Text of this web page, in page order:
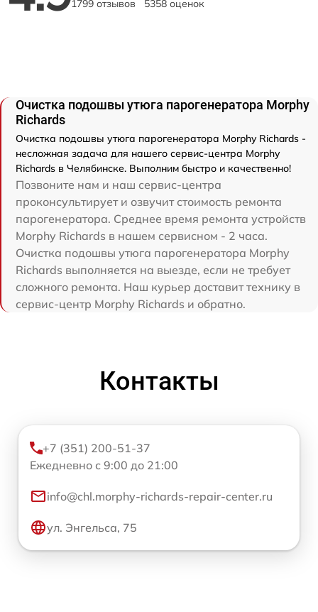
1799 отзывов 5358 оценок
Очистка подошвы утюга парогенератора Morphy
Richards
Очистка подошвы утюга парогенератора Morphy Richards -
несложная задача для нашего сервис-центра Morphy
Richards в Челябинске. Выполним быстро и качественно!
Позвоните нам и наш сервис-центра
проконсультирует и озвучит стоимость ремонта
парогенератора. Среднее время ремонта устройств
Morphy Richards в нашем сервисном - 2 часа.
Очистка подошвы утюга парогенератора Morphy
Richards выполняется на выезде, если не требует
сложного ремонта. Наш курьер доставит технику в
сервис-центр Morphy Richards и обратно.
Контакты
+7 (351) 200-51-37
Ежедневно с 9:00 до 21:00
info@chl.morphy-richards-repair-center.ru
ул. Энгельса, 75